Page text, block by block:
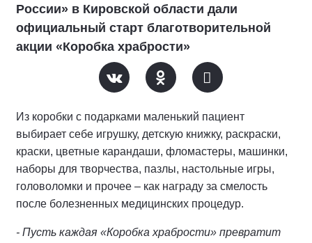
России» в Кировской области дали
официальный старт благотворительной
акции «Коробка храбрости»
Из коробки с подарками маленький пациент
выбирает себе игрушку, детскую книжку, раскраски,
краски, цветные карандаши, фломастеры, машинки,
наборы для творчества, пазлы, настольные игры,
головоломки и прочее – как награду за смелость
после болезненных медицинских процедур.
- Пусть каждая «Коробка храбрости» превратит